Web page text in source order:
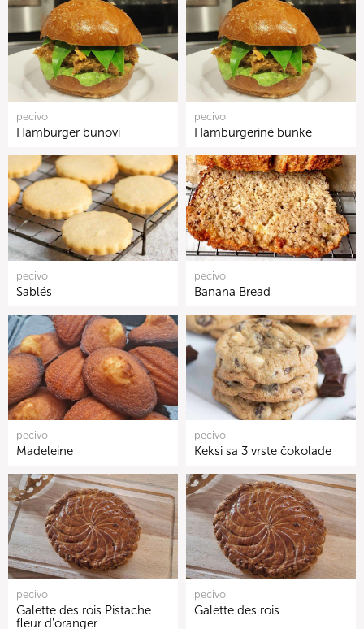
pecivo
Hamburger bunovi
pecivo
Hamburgeriné bunke
pecivo
Sablés
pecivo
Banana Bread
pecivo
Madeleine
pecivo
Keksi sa 3 vrste čokolade
pecivo
Galette des rois Pistache
fleur d'oranger
pecivo
Galette des rois